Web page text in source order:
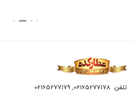
بستن
تلفن 02165277178
,
02165277179